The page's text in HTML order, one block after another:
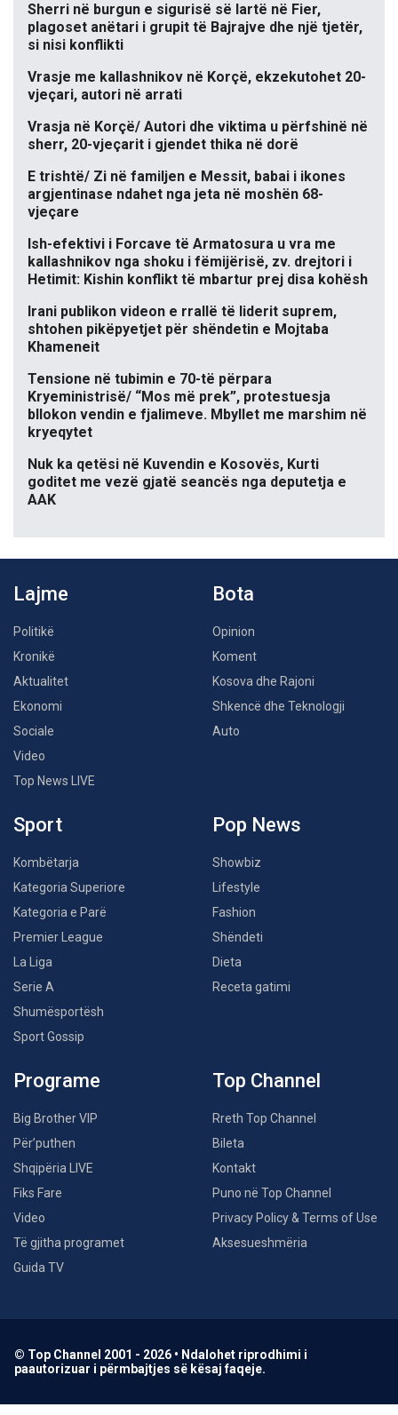
Sherri në burgun e sigurisë së lartë në Fier,
plagoset anëtari i grupit të Bajrajve dhe një tjetër,
si nisi konflikti
Vrasje me kallashnikov në Korçë, ekzekutohet 20-
vjeçari, autori në arrati
Vrasja në Korçë/ Autori dhe viktima u përfshinë në
sherr, 20-vjeçarit i gjendet thika në dorë
E trishtë/ Zi në familjen e Messit, babai i ikones
argjentinase ndahet nga jeta në moshën 68-
vjeçare
Ish-efektivi i Forcave të Armatosura u vra me
kallashnikov nga shoku i fëmijërisë, zv. drejtori i
Hetimit: Kishin konflikt të mbartur prej disa kohësh
Irani publikon videon e rrallë të liderit suprem,
shtohen pikëpyetjet për shëndetin e Mojtaba
Khameneit
Tensione në tubimin e 70-të përpara
Kryeministrisë/ “Mos më prek”, protestuesja
bllokon vendin e fjalimeve. Mbyllet me marshim në
kryeqytet
Nuk ka qetësi në Kuvendin e Kosovës, Kurti
goditet me vezë gjatë seancës nga deputetja e
AAK
Lajme
Politikë
Kronikë
Aktualitet
Ekonomi
Sociale
Video
Top News LIVE
Bota
Opinion
Koment
Kosova dhe Rajoni
Shkencë dhe Teknologji
Auto
Sport
Kombëtarja
Kategoria Superiore
Kategoria e Parë
Premier League
La Liga
Serie A
Shumësportësh
Sport Gossip
Pop News
Showbiz
Lifestyle
Fashion
Shëndeti
Dieta
Receta gatimi
Programe
Big Brother VIP
Për’puthen
Shqipëria LIVE
Fiks Fare
Video
Të gjitha programet
Guida TV
Top Channel
Rreth Top Channel
Bileta
Kontakt
Puno në Top Channel
Privacy Policy & Terms of Use
Aksesueshmëria
© Top Channel 2001 - 2026 • Ndalohet riprodhimi i
paautorizuar i përmbajtjes së kësaj faqeje.